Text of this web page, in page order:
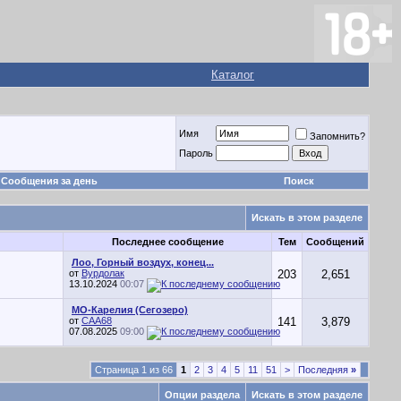
Каталог
Имя
Запомнить?
Пароль
Сообщения за день Поиск
Искать в этом разделе
Последнее сообщение Тем Сообщений
Лоо, Горный воздух, конец...
от Вурдолак
13.10.2024 00:07
203 2,651
МО-Карелия (Сегозеро)
от CAA68
07.08.2025 09:00
141 3,879
Страница 1 из 66 1 2 3 4 5 11 51 > Последняя »
Опции раздела Искать в этом разделе